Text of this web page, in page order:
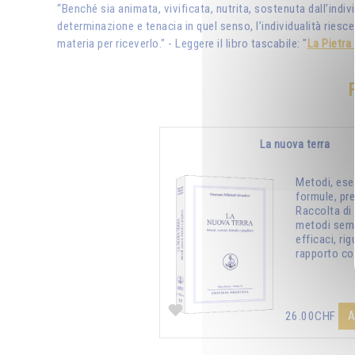
“Benché sia animata, vivificata, nutrita, sostenuta
determinazione e tenacia in quel senso, l’individualità
materia per riceverlo." - Leggere il libro tascabile: "La Pietra
La nuova terra
Metodi,
formule,
Raccolta di
metodi
efficaci,
rapporto
26.00CHF